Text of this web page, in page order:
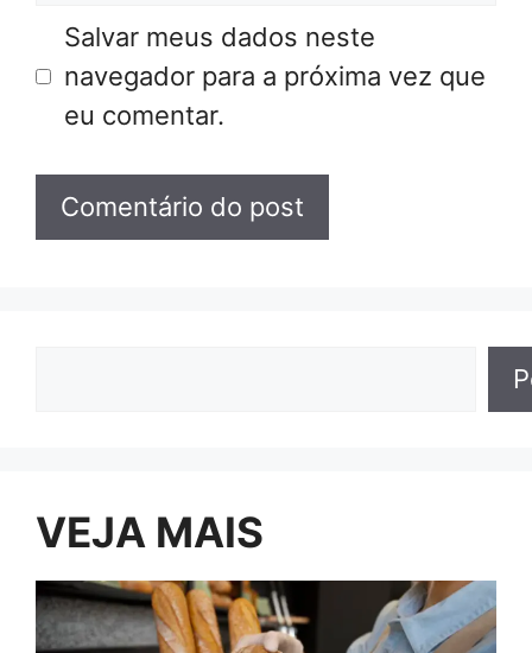
Salvar meus dados neste
navegador para a próxima vez que
eu comentar.
VEJA MAIS